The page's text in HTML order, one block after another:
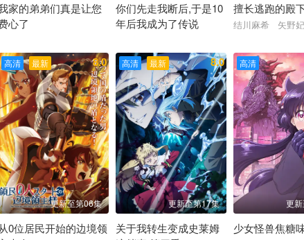
家的弟弟们真是让您
心了
你们先走我断后,于是10
年后我成为了传说
擅长逃跑的殿
结川麻希 矢野
最新
高清 8.0
更新至第06集
从0位居民开始的边境领
最新
高清 8.0
更新至第17集
关于我转生变成史莱姆
高清
更
少女怪兽焦糖